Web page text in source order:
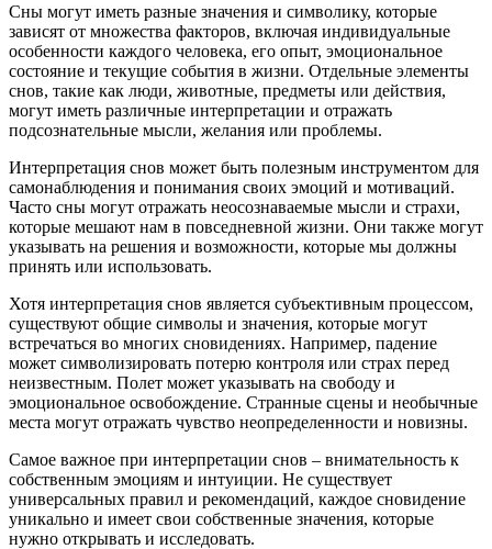
Сны могут иметь разные значения и символику, которые
зависят от множества факторов, включая индивидуальные
особенности каждого человека, его опыт, эмоциональное
состояние и текущие события в жизни. Отдельные элементы
снов, такие как люди, животные, предметы или действия,
могут иметь различные интерпретации и отражать
подсознательные мысли, желания или проблемы.
Интерпретация снов может быть полезным инструментом для
самонаблюдения и понимания своих эмоций и мотиваций.
Часто сны могут отражать неосознаваемые мысли и страхи,
которые мешают нам в повседневной жизни. Они также могут
указывать на решения и возможности, которые мы должны
принять или использовать.
Хотя интерпретация снов является субъективным процессом,
существуют общие символы и значения, которые могут
встречаться во многих сновидениях. Например, падение
может символизировать потерю контроля или страх перед
неизвестным. Полет может указывать на свободу и
эмоциональное освобождение. Странные сцены и необычные
места могут отражать чувство неопределенности и новизны.
Самое важное при интерпретации снов – внимательность к
собственным эмоциям и интуиции. Не существует
универсальных правил и рекомендаций, каждое сновидение
уникально и имеет свои собственные значения, которые
нужно открывать и исследовать.